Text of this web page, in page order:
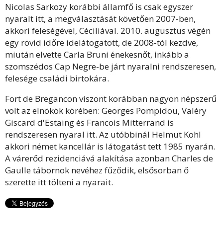
Nicolas Sarkozy korábbi államfő is csak egyszer
nyaralt itt, a megválasztását követően 2007-ben,
akkori feleségével, Céciliával. 2010. augusztus végén
egy rövid időre idelátogatott, de 2008-tól kezdve,
miután elvette Carla Bruni énekesnőt, inkább a
szomszédos Cap Negre-be járt nyaralni rendszeresen,
felesége családi birtokára.
Fort de Bregancon viszont korábban nagyon népszerű
volt az elnökök körében: Georges Pompidou, Valéry
Giscard d'Estaing és Francois Mitterrand is
rendszeresen nyaral itt. Az utóbbinál Helmut Kohl
akkori német kancellár is látogatást tett 1985 nyarán.
A várerőd rezidenciává alakítása azonban Charles de
Gaulle tábornok nevéhez fűződik, elsősorban ő
szerette itt tölteni a nyarait.